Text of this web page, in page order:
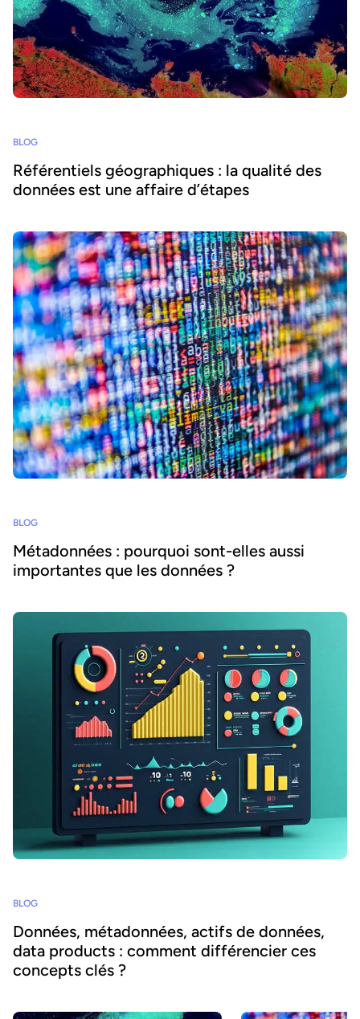
BLOG
Référentiels géographiques : la qualité des
données est une affaire d’étapes
BLOG
Métadonnées : pourquoi sont-elles aussi
importantes que les données ?
BLOG
Données, métadonnées, actifs de données,
data products : comment différencier ces
concepts clés ?